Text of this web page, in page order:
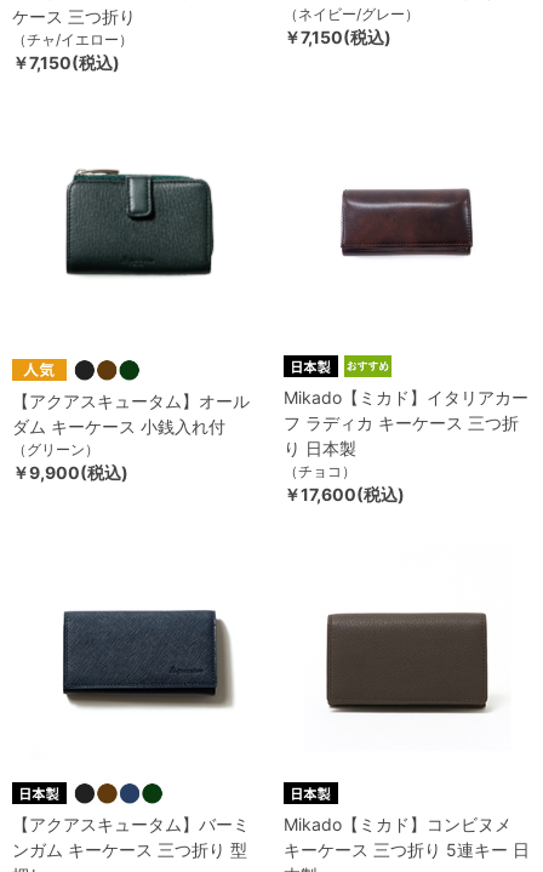
ケース 三つ折り
（チャ/イエロー）
￥7,150(税込)
（ネイビー/グレー）
￥7,150(税込)
【アクアスキュータム】オール
ダム キーケース 小銭入れ付
（グリーン）
￥9,900(税込)
Mikado【ミカド】イタリアカー
フ ラディカ キーケース 三つ折
り 日本製
（チョコ）
￥17,600(税込)
【アクアスキュータム】バーミ
ンガム キーケース 三つ折り 型
Mikado【ミカド】コンビヌメ
キーケース 三つ折り 5連キー 日